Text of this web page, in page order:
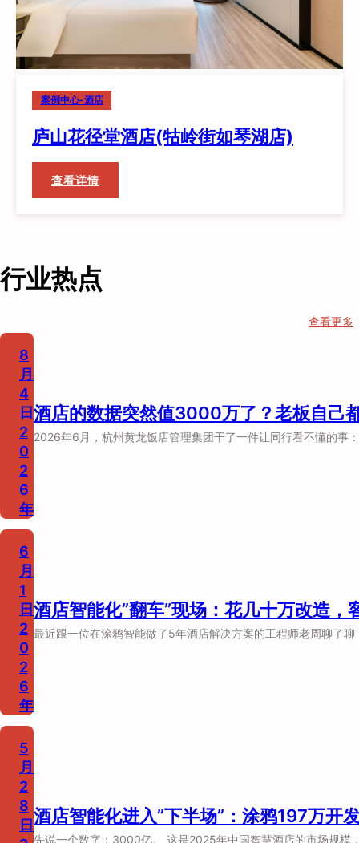
店
案例中心-酒店
庐山花径堂酒店(牯岭街如琴湖店)
查看详情
庐
堂
酒
琴
湖
行业热点
查看更多
8
月
4
日
2
0
2
6
年
酒店的数据突然值3000万了？老板自己
2026年6月，杭州黄龙饭店管理集团干了一件让同行看不懂的事
6
月
1
日
2
0
2
6
年
酒店智能化”翻车”现场：花几十万改造，
最近跟一位在涂鸦智能做了5年酒店解决方案的工程师老周聊了
5
月
2
8
日酒店智能化进入”下半场”：涂鸦197万开
先说一个数字：3000亿。 这是2025年中国智慧酒店的市场规